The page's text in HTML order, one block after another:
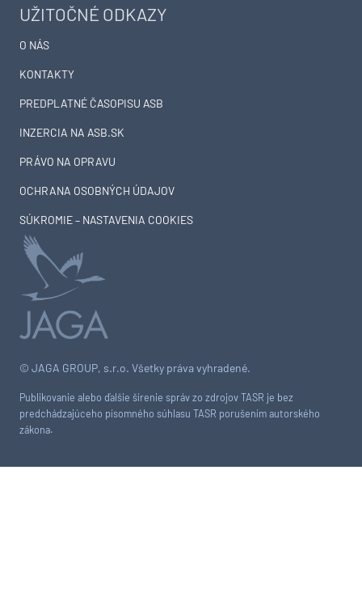
© JAGA GROUP, s.r.o. Všetky práva vyhradené.
Publikovanie alebo ďalšie šírenie správ zo zdrojov TASR je bez
predchádzajúceho písomného súhlasu TASR porušením autorského
zákona.
UŽITOČNÉ ODKAZY
O NÁS
KONTAKTY
PREDPLATNÉ ČASOPISU ASB
INZERCIA NA ASB.SK
PRÁVO NA OPRAVU
OCHRANA OSOBNÝCH ÚDAJOV
SÚKROMIE – NASTAVENIA COOKIES